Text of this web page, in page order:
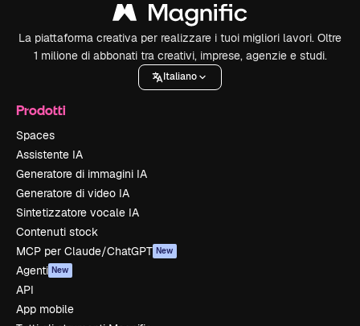
La piattaforma creativa per realizzare i tuoi migliori lavori. Oltre
1 milione di abbonati tra creativi, imprese, agenzie e studi.
Italiano
Prodotti
Spaces
Assistente IA
Generatore di immagini IA
Generatore di video IA
Sintetizzatore vocale IA
Contenuti stock
MCP per Claude/ChatGPT New
Agenti New
API
App mobile